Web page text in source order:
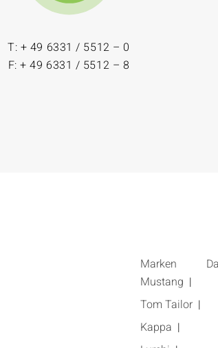
T: + 49 6331 / 5512 – 0
F: + 49 6331 / 5512 – 8
Marken
Mustang
Tom Tailor
Kappa